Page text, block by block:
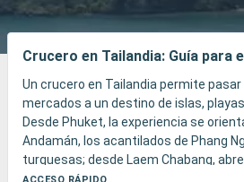
Puertos
Crucero en Tailandia: Guía para
Un crucero en Tailandia permite
mercados a un destino de islas,
Desde Phuket, la experiencia se
Andamán, los acantilados de Phang
turquesas; desde Laem Chabang,
sus palacios, sus klongs y sus barrios